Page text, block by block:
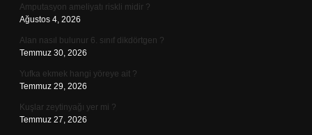
Amputasyon ameliyatı riskli midir ?
Ağustos 4, 2026
Alan nasıl bulunur 6. sınıf dikdörtgen ?
Temmuz 30, 2026
Yufka ekmek hangi yöreye ait ?
Temmuz 29, 2026
Kuşlar zeytinyağı yer mi ?
Temmuz 27, 2026